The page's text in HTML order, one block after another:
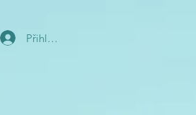
Přihlásit se